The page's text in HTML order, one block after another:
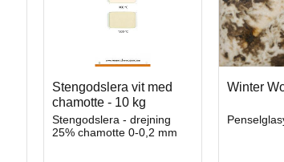
prickar och chamotte - 10 kg
25% chamotte 0-0,2 mm
Stengodslera vit med
chamotte - 10 kg
Stengodslera - drejning
25% chamotte 0-0,2 mm
Winter